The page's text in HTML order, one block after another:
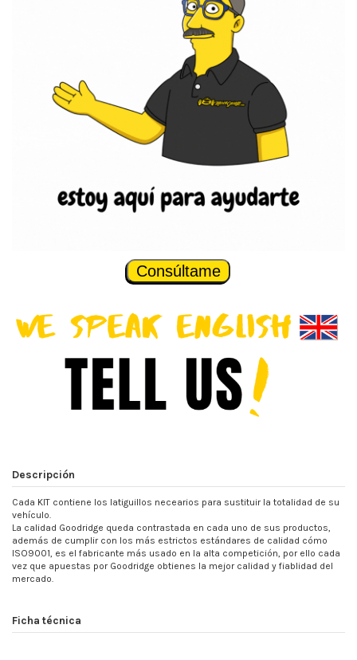
Consúltame
Descripción
Cada KIT contiene los latiguillos necearios para sustituir la totalidad de su
vehículo.
La calidad Goodridge queda contrastada en cada uno de sus productos,
además de cumplir con los más estrictos estándares de calidad cómo
ISO9001, es el fabricante más usado en la alta competición, por ello cada
vez que apuestas por Goodridge obtienes la mejor calidad y fiablidad del
mercado.
Ficha técnica